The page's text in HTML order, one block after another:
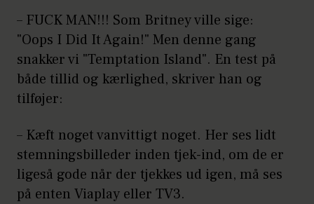
– FUCK MAN!!! Som Britney ville sige:
"Oops I Did It Again!" Men denne gang
snakker vi "Temptation Island". En test på
både tillid og kærlighed, skriver han og
tilføjer:
– Kæft noget vanvittigt noget. Her ses lidt
stemningsbilleder inden tjek-ind, om de er
ligeså gode når der tjekkes ud igen, må ses
på enten Viaplay eller TV3.